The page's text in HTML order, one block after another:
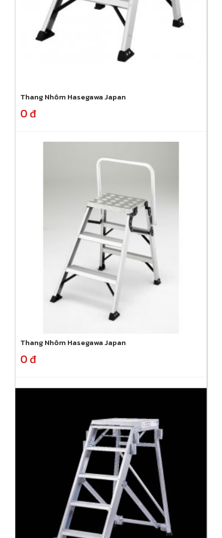
Thang Nhôm Hasegawa Japan
0 đ
Thang Nhôm Hasegawa Japan
0 đ